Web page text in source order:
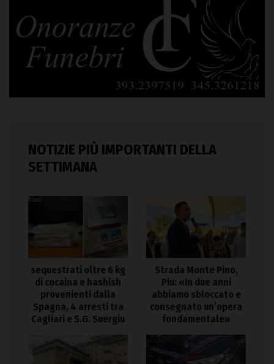
NOTIZIE PIÙ IMPORTANTI DELLA
SETTIMANA
sequestrati oltre 6 kg
di cocaina e hashish
provenienti dalla
Spagna, 4 arresti tra
Cagliari e S.G. Suergiu
Strada Monte Pino,
Piu: «In due anni
abbiamo sbloccato e
consegnato un’opera
fondamentale»